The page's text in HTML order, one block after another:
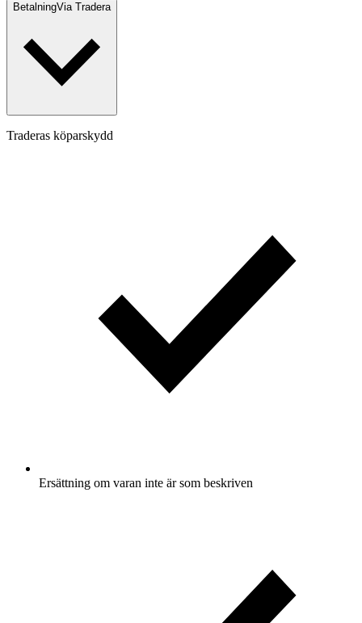
BetalningVia Tradera
Traderas köparskydd
Ersättning om varan inte är som beskriven